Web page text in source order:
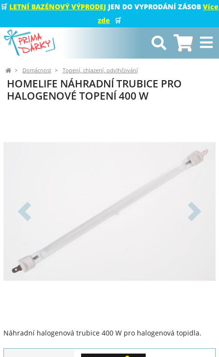
🛒 LETNÍ BAZÉNOVÝ VÝPRODEJ JEN DO VYPRODÁNÍ ZÁSOB Více
zde
🛒
Domácnost Topení, chlazení, odvlhčování
HOMELIFE NÁHRADNÍ TRUBICE PRO
HALOGENOVÉ TOPENÍ 400 W
Předchozí Další
Náhradní halogenová trubice 400 W pro halogenová topidla.